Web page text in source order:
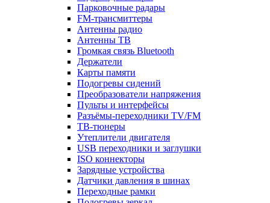
Парковочные радары
FM-трансмиттеры
Антенны радио
Антенны ТВ
Громкая связь Bluetooth
Держатели
Карты памяти
Подогревы сидений
Преобразователи напряжения
Пульты и интерфейсы
Разъёмы-переходники TV/FM
ТВ-тюнеры
Утеплители двигателя
USB переходники и заглушки
ISO коннекторы
Зарядные устройства
Датчики давления в шинах
Переходные рамки